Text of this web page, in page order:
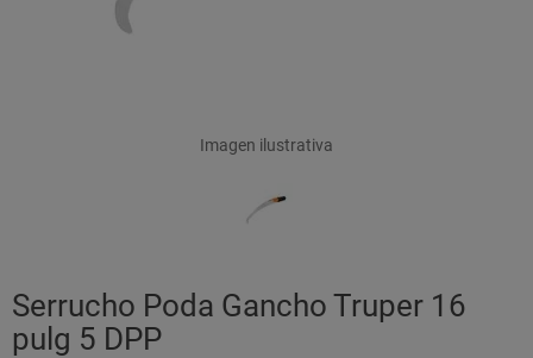
Imagen ilustrativa
Serrucho Poda Gancho Truper 16
pulg 5 DPP